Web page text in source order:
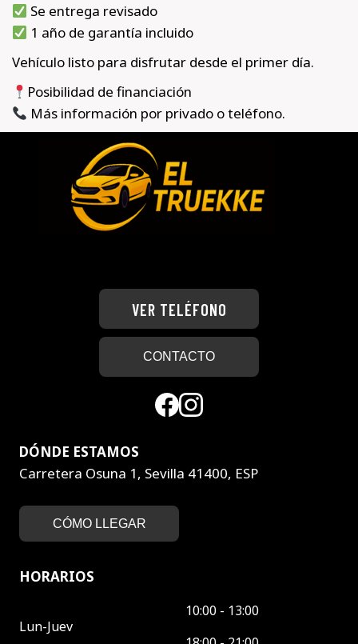
Se entrega revisado
1 año de garantía incluido
Vehículo listo para disfrutar desde el primer día.
Posibilidad de financiación
Más información por privado o teléfono.
VER TELÉFONO
CONTACTO
DÓNDE ESTAMOS
Carretera Osuna 1, Sevilla 41400, ESP
CÓMO LLEGAR
HORARIOS
Lun-Juev
10:00 - 13:00